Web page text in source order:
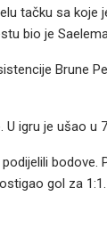
tačku sa koje
bio je
Brune
igru je ušao u
gol za 1:1.